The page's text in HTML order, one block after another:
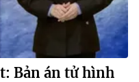
Bản án tử hình